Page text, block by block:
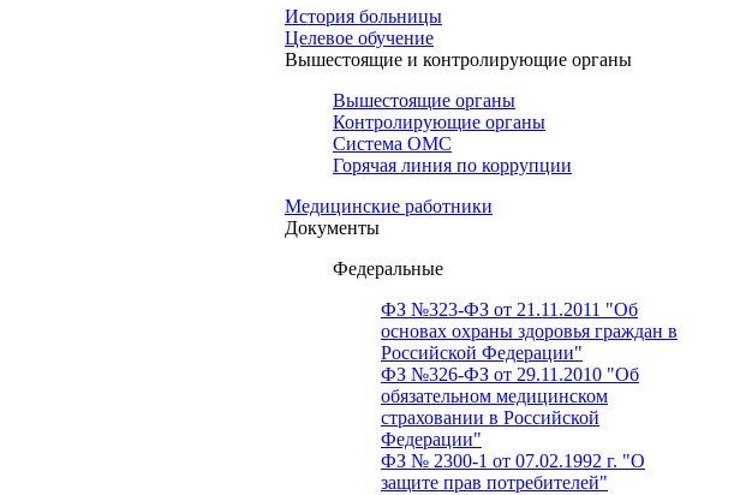
История больницы
Целевое обучение
Вышестоящие и контролирующие органы
Вышестоящие органы
Контролирующие органы
Система ОМС
Горячая линия по коррупции
Медицинские работники
Документы
Федеральные
ФЗ №323-ФЗ от 21.11.2011 "Об
основах охраны здоровья граждан в
Российской Федерации"
ФЗ №326-ФЗ от 29.11.2010 "Об
обязательном медицинском
страховании в Российской
Федерации"
ФЗ № 2300-1 от 07.02.1992 г. "О
защите прав потребителей"